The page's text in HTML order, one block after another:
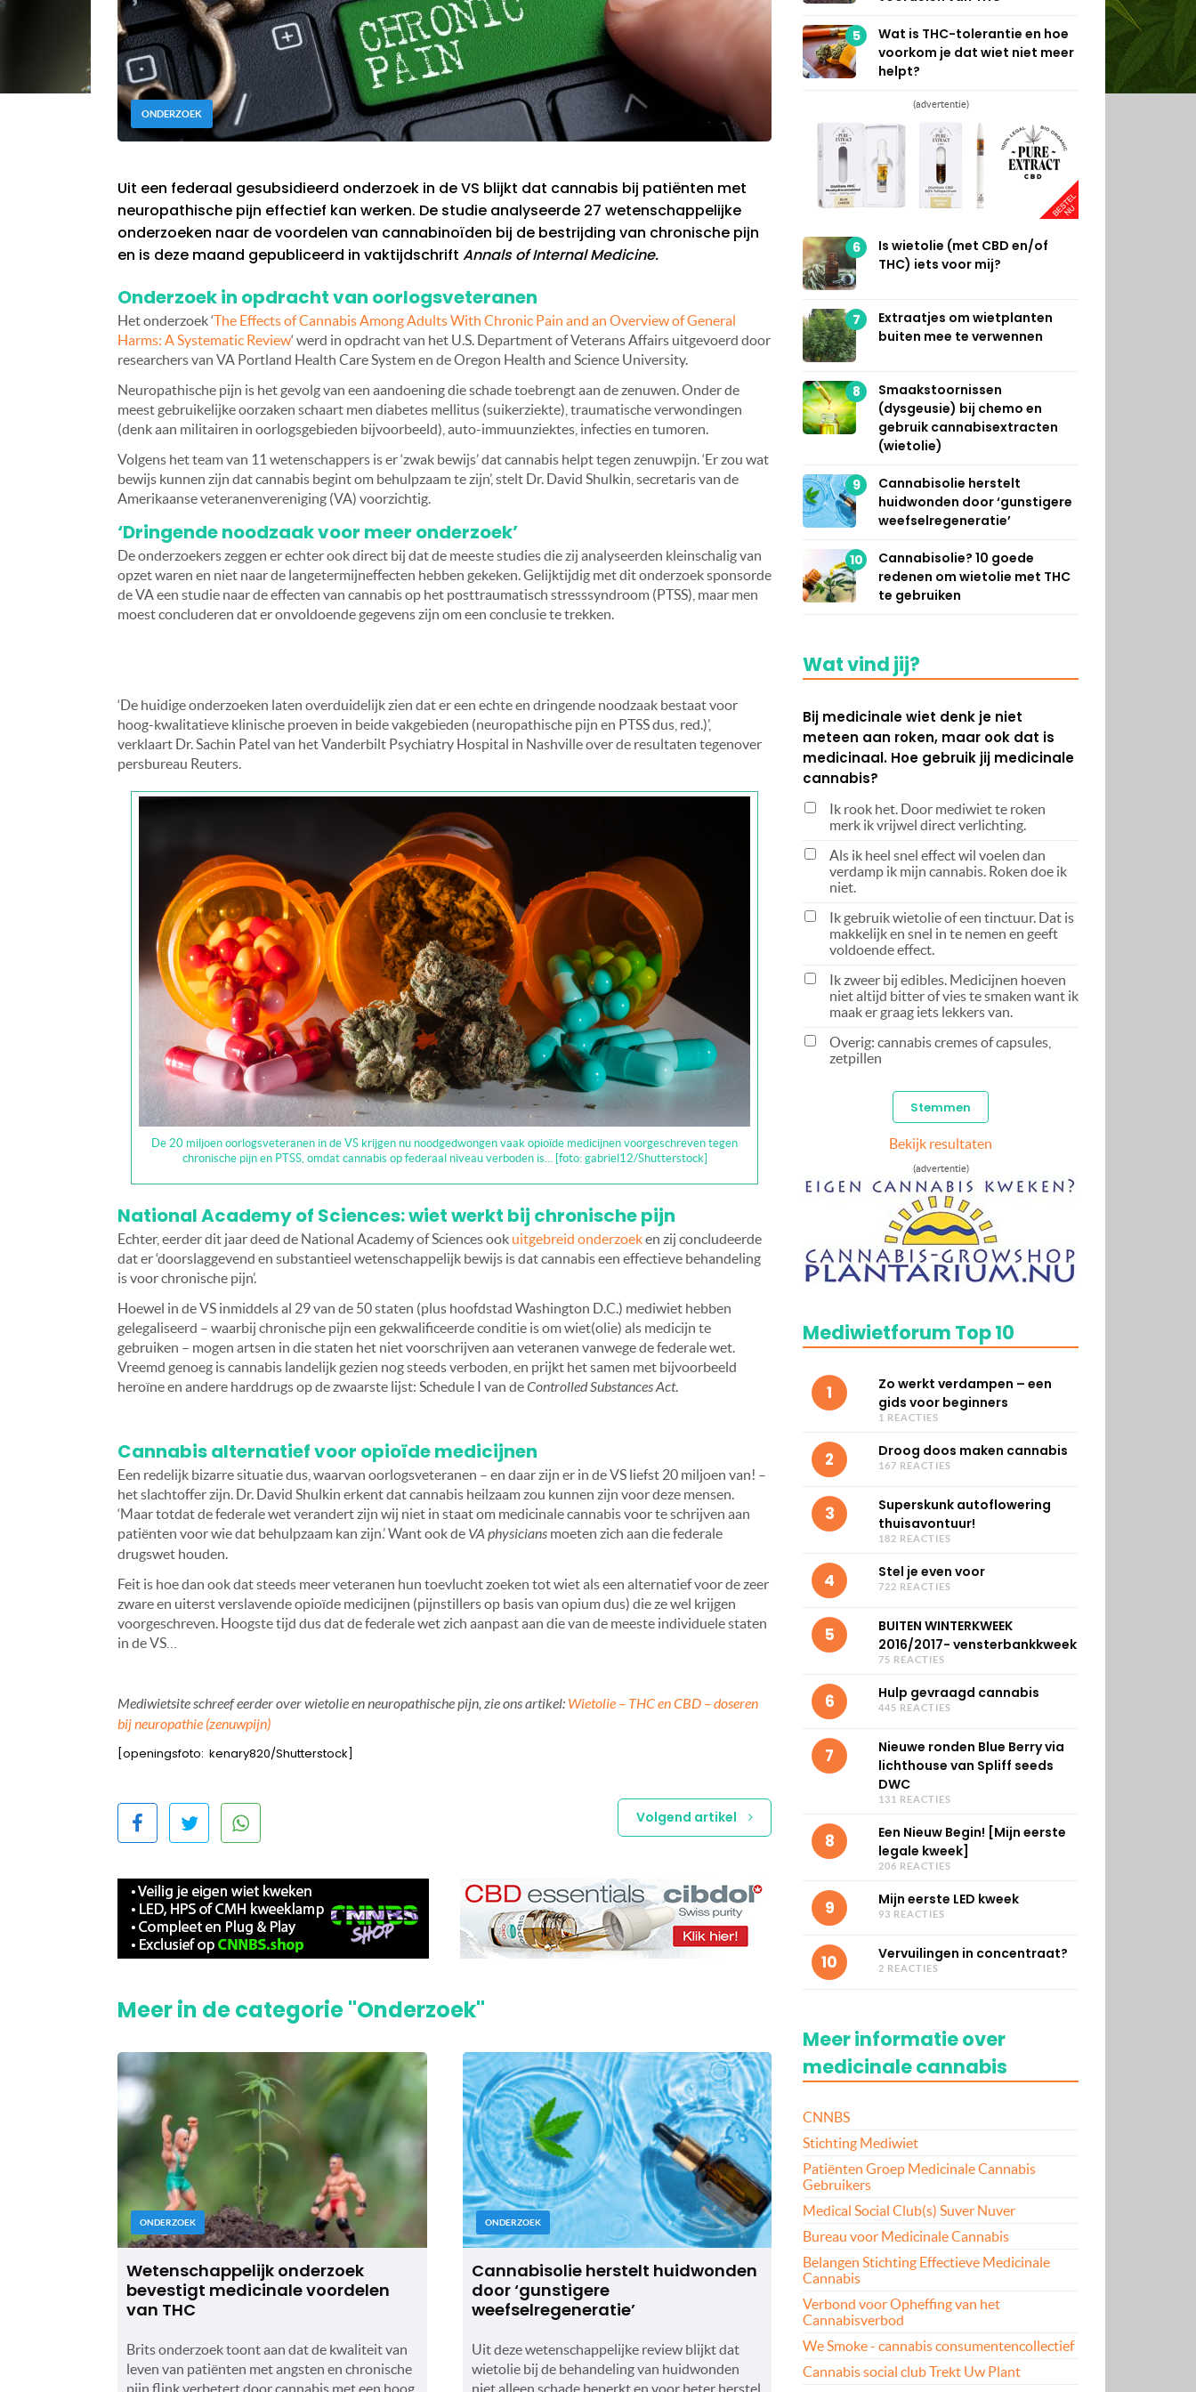
ONDERZOEK
Uit een federaal gesubsidieerd onderzoek in de VS blijkt dat cannabis bij patiënten met
neuropathische pijn effectief kan werken. De studie analyseerde 27 wetenschappelijke
onderzoeken naar de voordelen van cannabinoïden bij de bestrijding van chronische pijn
en is deze maand gepubliceerd in vaktijdschrift Annals of Internal Medicine.
Onderzoek in opdracht van oorlogsveteranen
Het onderzoek ‘The Effects of Cannabis Among Adults With Chronic Pain and an Overview of General
Harms: A Systematic Review‘ werd in opdracht van het U.S. Department of Veterans Affairs uitgevoerd door
researchers van VA Portland Health Care System en de Oregon Health and Science University.
Neuropathische pijn is het gevolg van een aandoening die schade toebrengt aan de zenuwen. Onder de
meest gebruikelijke oorzaken schaart men diabetes mellitus (suikerziekte), traumatische verwondingen
(denk aan militairen in oorlogsgebieden bijvoorbeeld), auto-immuunziektes, infecties en tumoren.
Volgens het team van 11 wetenschappers is er ‘zwak bewijs’ dat cannabis helpt tegen zenuwpijn. ‘Er zou wat
bewijs kunnen zijn dat cannabis begint om behulpzaam te zijn’, stelt Dr. David Shulkin, secretaris van de
Amerikaanse veteranenvereniging (VA) voorzichtig.
‘Dringende noodzaak voor meer onderzoek’
De onderzoekers zeggen er echter ook direct bij dat de meeste studies die zij analyseerden kleinschalig van
opzet waren en niet naar de langetermijneffecten hebben gekeken. Gelijktijdig met dit onderzoek sponsorde
de VA een studie naar de effecten van cannabis op het posttraumatisch stresssyndroom (PTSS), maar men
moest concluderen dat er onvoldoende gegevens zijn om een conclusie te trekken.
‘De huidige onderzoeken laten overduidelijk zien dat er een echte en dringende noodzaak bestaat voor
hoog-kwalitatieve klinische proeven in beide vakgebieden (neuropathische pijn en PTSS dus, red.)’,
verklaart Dr. Sachin Patel van het Vanderbilt Psychiatry Hospital in Nashville over de resultaten tegenover
persbureau Reuters.
De 20 miljoen oorlogsveteranen in de VS krijgen nu noodgedwongen vaak opioïde medicijnen voorgeschreven tegen
chronische pijn en PTSS, omdat cannabis op federaal niveau verboden is… [foto: gabriel12/Shutterstock]
National Academy of Sciences: wiet werkt bij chronische pijn
Echter, eerder dit jaar deed de National Academy of Sciences ook uitgebreid onderzoeken zij concludeerde
dat er ‘doorslaggevend en substantieel wetenschappelijk bewijs is dat cannabis een effectieve behandeling
is voor chronische pijn’.
Hoewel in de VS inmiddels al 29 van de 50 staten (plus hoofdstad Washington D.C.) mediwiet hebben
gelegaliseerd – waarbij chronische pijn een gekwalificeerde conditie is om wiet(olie) als medicijn te
gebruiken – mogen artsen in die staten het niet voorschrijven aan veteranen vanwege de federale wet.
Vreemd genoeg is cannabis landelijk gezien nog steeds verboden, en prijkt het samen met bijvoorbeeld
heroïne en andere harddrugs op de zwaarste lijst: Schedule I van deControlled Substances Act.
Cannabis alternatief voor opioïde medicijnen
Een redelijk bizarre situatie dus, waarvan oorlogsveteranen – en daar zijn er in de VS liefst 20 miljoen van! –
het slachtoffer zijn. Dr. David Shulkin erkent dat cannabis heilzaam zou kunnen zijn voor deze mensen.
‘Maar totdat de federale wet verandert zijn wij niet in staat om medicinale cannabis voor te schrijven aan
patiënten voor wie dat behulpzaam kan zijn.’ Want ook de VA physicians moeten zich aan die federale
drugswet houden.
Feit is hoe dan ook dat steeds meer veteranen hun toevlucht zoeken tot wiet als een alternatief voor de zeer
zware en uiterst verslavende opioïde medicijnen (pijnstillers op basis van opium dus) die ze wel krijgen
voorgeschreven. Hoogste tijd dus dat de federale wet zich aanpast aan die van de meeste individuele staten
in de VS…
Mediwietsite schreef eerder over wietolie en neuropathische pijn, zie ons artikel: Wietolie – THC en CBD – doseren
bij neuropathie (zenuwpijn)
[openingsfoto: kenary820/Shutterstock]
Volgend artikel
Meer in de categorie "Onderzoek"
ONDERZOEK
Wetenschappelijk onderzoek
bevestigt medicinale voordelen
van THC
Brits onderzoek toont aan dat de kwaliteit van
leven van patiënten met angsten en chronische
pijn flink verbetert door cannabis met een hoog
ONDERZOEK
Cannabisolie herstelt huidwonden
door ‘gunstigere
weefselregeneratie’
Uit deze wetenschappelijke review blijkt dat
wietolie bij de behandeling van huidwonden
niet alleen schade beperkt en voor beter herstel
5
Wat is THC-tolerantie en hoe
voorkom je dat wiet niet meer
helpt?
(advertentie)
6
Is wietolie (met CBD en/of
THC) iets voor mij?
7
Extraatjes om wietplanten
buiten mee te verwennen
8
Smaakstoornissen
(dysgeusie) bij chemo en
gebruik cannabisextracten
(wietolie)
9
Cannabisolie herstelt
huidwonden door ‘gunstigere
weefselregeneratie’
10
Cannabisolie? 10 goede
redenen om wietolie met THC
te gebruiken
Wat vind jij?
Bij medicinale wiet denk je niet
meteen aan roken, maar ook dat is
medicinaal. Hoe gebruik jij medicinale
cannabis?
Ik rook het. Door mediwiet te roken
merk ik vrijwel direct verlichting.
Als ik heel snel effect wil voelen dan
verdamp ik mijn cannabis. Roken doe ik
niet.
Ik gebruik wietolie of een tinctuur. Dat is
makkelijk en snel in te nemen en geeft
voldoende effect.
Ik zweer bij edibles. Medicijnen hoeven
niet altijd bitter of vies te smaken want ik
maak er graag iets lekkers van.
Overig: cannabis cremes of capsules,
zetpillen
Bekijk resultaten
(advertentie)
Mediwietforum Top 10
1
Zo werkt verdampen – een
gids voor beginners
1 REACTIES
2 Droog doos maken cannabis
167 REACTIES
3
Superskunk autoflowering
thuisavontuur!
182 REACTIES
4 Stel je even voor
722 REACTIES
5
BUITEN WINTERKWEEK
2016/2017- vensterbankkweek
75 REACTIES
6 Hulp gevraagd cannabis
445 REACTIES
7
Nieuwe ronden Blue Berry via
lichthouse van Spliff seeds
DWC
131 REACTIES
8
Een Nieuw Begin! [Mijn eerste
legale kweek]
206 REACTIES
9 Mijn eerste LED kweek
93 REACTIES
10 Vervuilingen in concentraat?
2 REACTIES
Meer informatie over
medicinale cannabis
CNNBS
Stichting Mediwiet
Patiënten Groep Medicinale Cannabis
Gebruikers
Medical Social Club(s) Suver Nuver
Bureau voor Medicinale Cannabis
Belangen Stichting Effectieve Medicinale
Cannabis
Verbond voor Opheffing van het
Cannabisverbod
We Smoke - cannabis consumentencollectief
Cannabis social club Trekt Uw Plant